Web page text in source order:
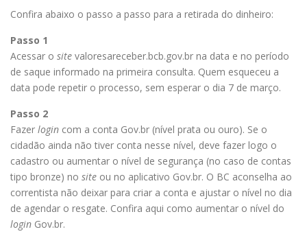
Confira abaixo o passo a passo para a retirada do dinheiro:
Passo 1
Acessar o site valoresareceber.bcb.gov.br na data e no período
de saque informado na primeira consulta. Quem esqueceu a
data pode repetir o processo, sem esperar o dia 7 de março.
Passo 2
Fazer login com a conta Gov.br (nível prata ou ouro). Se o
cidadão ainda não tiver conta nesse nível, deve fazer logo o
cadastro ou aumentar o nível de segurança (no caso de contas
tipo bronze) no site ou no aplicativo Gov.br. O BC aconselha ao
correntista não deixar para criar a conta e ajustar o nível no dia
de agendar o resgate. Confira aqui como aumentar o nível do
login Gov.br.